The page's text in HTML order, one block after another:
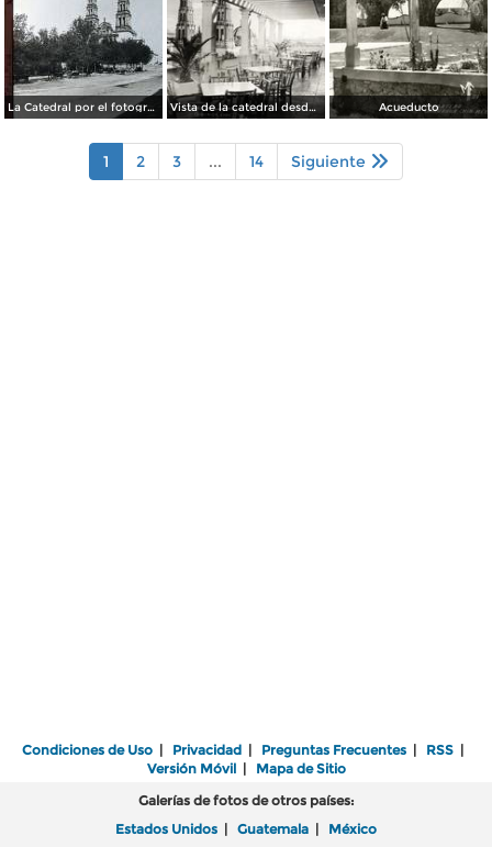
La Catedral por el fotografo William H. Rau.. Vista de la catedral desde el Hotel Palacio Hilton Acueducto
1 2 3 ... 14 Siguiente
Condiciones de Uso | Privacidad | Preguntas Frecuentes | RSS |
Versión Móvil| Mapa de Sitio
Galerías de fotos de otros países:
Estados Unidos | Guatemala | México